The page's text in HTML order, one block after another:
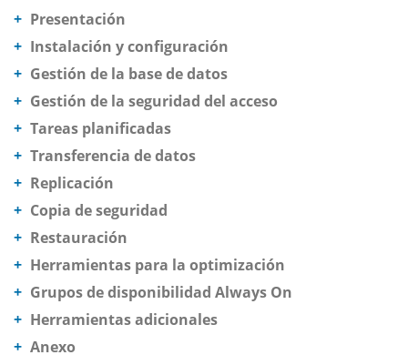
Presentación
Instalación y configuración
Gestión de la base de datos
Gestión de la seguridad del acceso
Tareas planificadas
Transferencia de datos
Replicación
Copia de seguridad
Restauración
Herramientas para la optimización
Grupos de disponibilidad Always On
Herramientas adicionales
Anexo